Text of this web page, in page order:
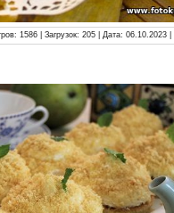
1586 | Загрузок: 205 | Дата: 06.10.2023